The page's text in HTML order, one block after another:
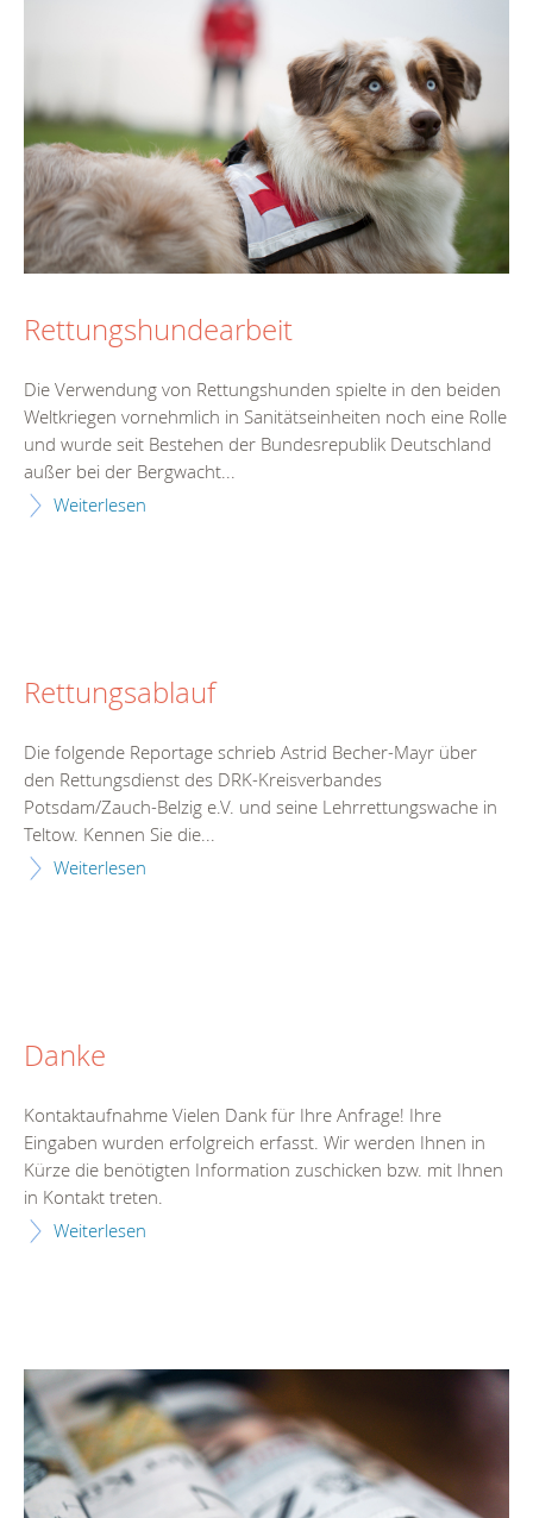
Rettungshundearbeit
Die Verwendung von Rettungshunden spielte in den beiden
Weltkriegen vornehmlich in Sanitätseinheiten noch eine Rolle
und wurde seit Bestehen der Bundesrepublik Deutschland
außer bei der Bergwacht...
Weiterlesen
Rettungsablauf
Die folgende Reportage schrieb Astrid Becher-Mayr über
den Rettungsdienst des DRK-Kreisverbandes
Potsdam/Zauch-Belzig e.V. und seine Lehrrettungswache in
Teltow. Kennen Sie die...
Weiterlesen
Danke
Kontaktaufnahme Vielen Dank für Ihre Anfrage! Ihre
Eingaben wurden erfolgreich erfasst. Wir werden Ihnen in
Kürze die benötigten Information zuschicken bzw. mit Ihnen
in Kontakt treten.
Weiterlesen